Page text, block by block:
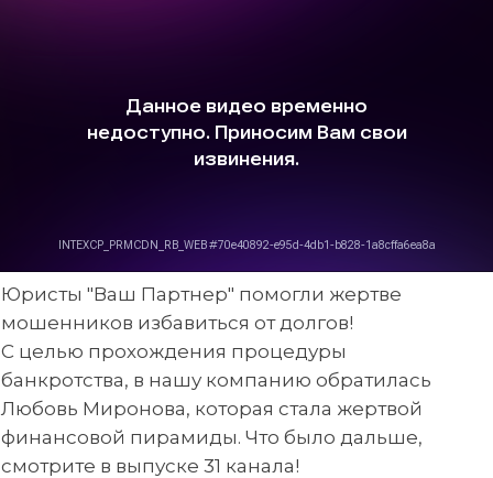
Юристы "Ваш Партнер" помогли жертве
мошенников избавиться от долгов!
С целью прохождения процедуры
банкротства, в нашу компанию обратилась
Любовь Миронова, которая стала жертвой
финансовой пирамиды. Что было дальше,
смотрите в выпуске 31 канала!